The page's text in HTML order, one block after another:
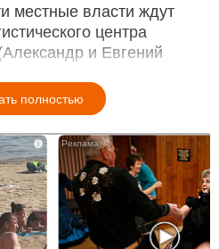
местные власти ждут
центра
и Евгений
полностью
i